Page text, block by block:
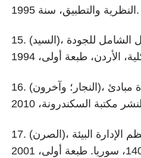
النظرية والتطبيق، سنة 1995.
15. (السيد)، سيد عبد القادر، الدليل الشامل للجودة
16. (النجار؛ وآخرون)، د. صباح مجيد؛ إدارة الجودة مبادئ
17. (الصرن)، رعد حسن، أعداده نظم الإدارة البيئة